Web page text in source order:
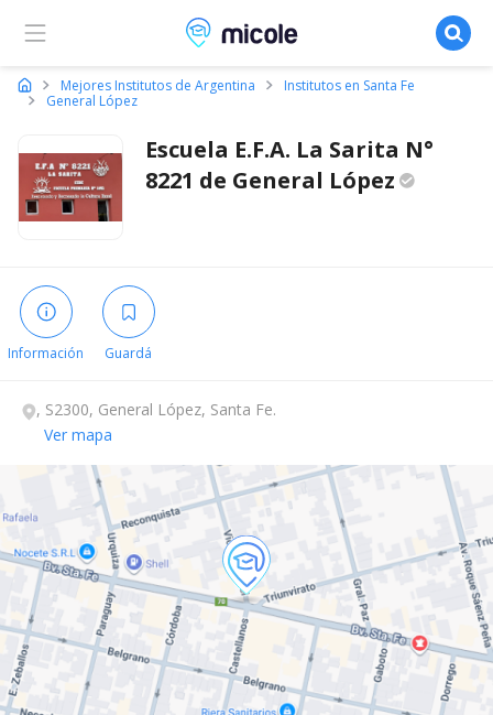
Micole, buscador de colegios
Mejores Institutos de Argentina
Institutos en Santa Fe
General López
Escuela E.F.A. La Sarita N°
8221 de General López
Información Guardá
, S2300, General López, Santa Fe.
Ver mapa